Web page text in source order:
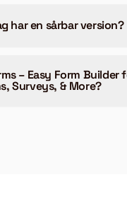
har en sårbar version?
– Easy Form Builder
Surveys, & More?